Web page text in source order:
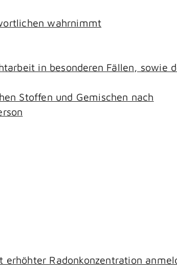
wahrnimmt
in besonderen Fällen, sowie
Stoffen und Gemischen nach
Radonkonzentration